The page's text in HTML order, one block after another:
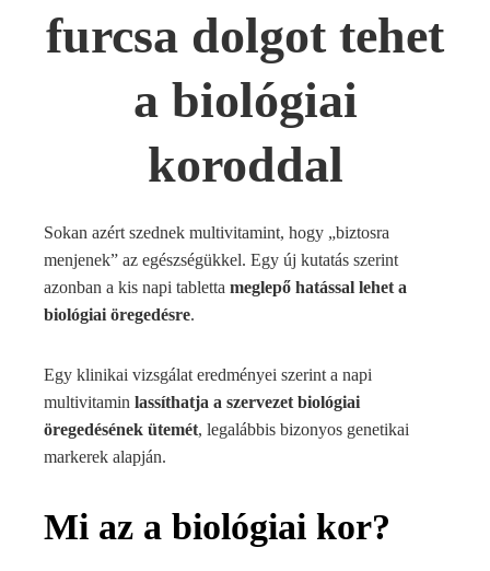
furcsa dolgot tehet
a biológiai
koroddal
Sokan azért szednek multivitamint, hogy „biztosra
menjenek” az egészségükkel. Egy új kutatás szerint
azonban a kis napi tabletta meglepő hatással lehet a
biológiai öregedésre.
Egy klinikai vizsgálat eredményei szerint a napi
multivitamin lassíthatja a szervezet biológiai
öregedésének ütemét, legalábbis bizonyos genetikai
markerek alapján.
Mi az a biológiai kor?